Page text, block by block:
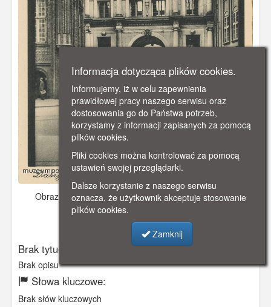
Obraz pochodzi z - data nieznanaDodano: 2026-05-16
Wyświetlono: 559
Brak tytułu
Brak opisu
Słowa kluczowe:
Brak słów kluczowych
Informacja dotycząca plików cookies.
Informujemy, iż w celu zapewnienia
prawidłowej pracy naszego serwisu oraz
dostosowania go do Państwa potrzeb,
korzystamy z informacji zapisanych za pomocą
plików cookies.
Pliki cookies można kontrolować za pomocą
ustawień swojej przeglądarki.
Dalsze korzystanie z naszego serwisu
oznacza, że użytkownik akceptuje stosowanie
plików cookies.
Zamknij